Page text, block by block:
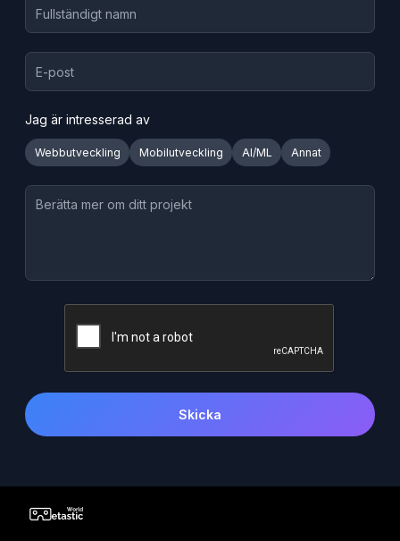
Jag är intresserad av
Webbutveckling Mobilutveckling AI/ML Annat
Skicka